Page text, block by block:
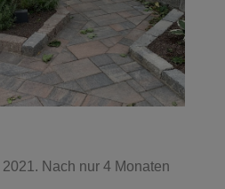
Nach nur 4 Monaten